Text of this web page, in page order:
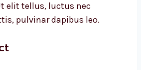
elit tellus, luctus nec
pulvinar dapibus leo.